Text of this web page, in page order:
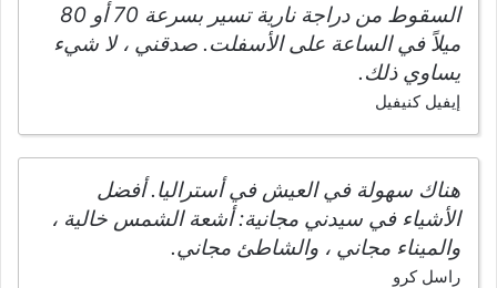
السقوط من دراجة نارية تسير بسرعة 70 أو 80
ميلاً في الساعة على الأسفلت. صدقني ، لا شيء
يساوي ذلك.
إيفيل كنيفيل
هناك سهولة في العيش في أستراليا. أفضل
الأشياء في سيدني مجانية: أشعة الشمس خالية ،
والميناء مجاني ، والشاطئ مجاني.
راسل كرو